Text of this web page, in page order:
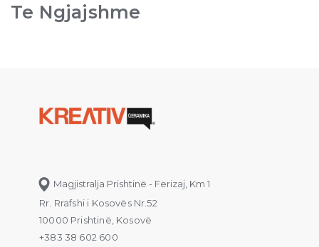
Te Ngjajshme
Magjistralja Prishtinë - Ferizaj, Km 1
Rr. Rrafshi i Kosovës Nr.52
10000 Prishtinë, Kosovë
+383 38 602 600